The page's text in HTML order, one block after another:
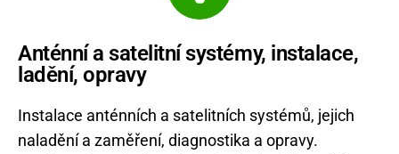
Anténní a satelitní systémy, instalace,
ladění, opravy
Instalace anténních a satelitních systémů, jejich
naladění a zaměření, diagnostika a opravy.